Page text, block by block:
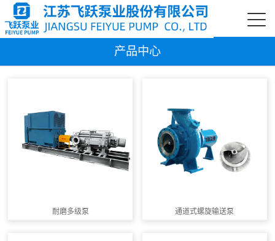
产品中心
耐磨多级泵 通道式螺旋输送泵